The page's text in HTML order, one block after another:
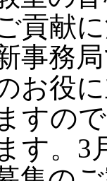
貢献
事務
お役
すの
す。3